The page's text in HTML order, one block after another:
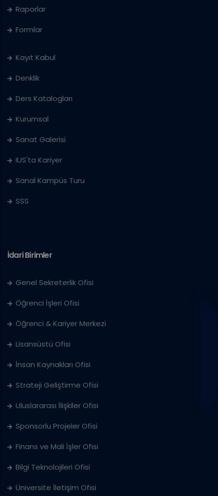
Raporlar
Formlar
Kayıt Kabul
Denklik
Ders Katalogları
Kurumsal
Sanat Galerisi
IUS'ta Kariyer
Sanal Kampüs Turu
SSS
İdari Birimler
Genel Sekreterlik Ofisi
Öğrenci İşleri Ofisi
Öğrenci & Kariyer Merkezi
Lisansüstü Ofisi
İnsan Kaynakları Ofisi
Strateji Geliştirme Ofisi
Uluslararası İlişkiler Ofisi
Sponsorlu Projeler Ofisi
Finans ve Mali İşler Ofisi
Bilgi Teknolojileri Ofisi
Üniversite İletişim Ofisi